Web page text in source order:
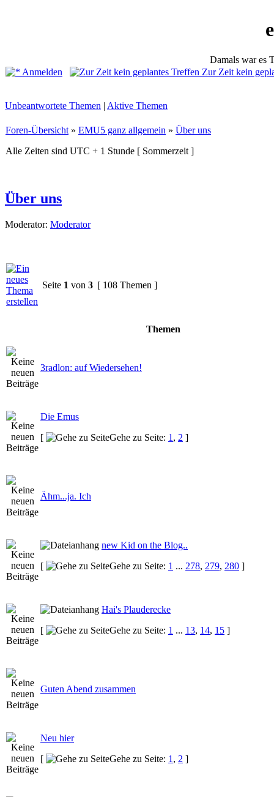
Damals war es
Anmelden
Zur Zeit kein
Unbeantwortete Themen | Aktive Themen
Foren-Übersicht » EMU5 ganz allgemein » Über uns
Alle Zeiten sind UTC + 1 Stunde [ Sommerzeit ]
Über uns
Moderator: Moderator
Seite 1 von 3 [ 108 Themen ]
Themen
3radlon: auf Wiedersehen!
Die Emus
[
Gehe zu Seite: 1 , 2 ]
Ähm...ja. Ich
new Kid on the Blog..
[
Gehe zu Seite: 1 ... 278, 279, 280 ]
Hai's Plauderecke
[
Gehe zu Seite: 1 ... 13, 14, 15 ]
Guten Abend zusammen
Neu hier
[
Gehe zu Seite: 1 , 2 ]